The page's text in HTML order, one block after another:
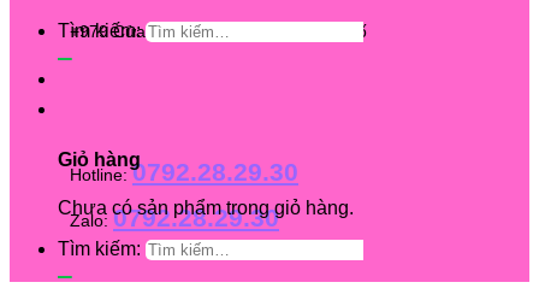
+979 Cửa hàng trên 63 tỉnh/ thành phố
Hotline:0792.28.29.30
Zalo: 0792.28.29.30
Tìm kiếm:
Giỏ hàng
Chưa có sản phẩm trong giỏ hàng.
Tìm kiếm: